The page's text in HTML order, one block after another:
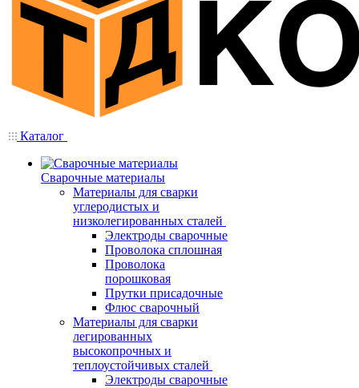
Каталог
Сварочные материалы
Материалы для сварки
углеродистых и
низколегированных сталей
Электроды сварочные
Проволока сплошная
Проволока
порошковая
Прутки присадочные
Флюс сварочный
Материалы для сварки
легированных
высокопрочных и
теплоустойчивых сталей
Электроды сварочные